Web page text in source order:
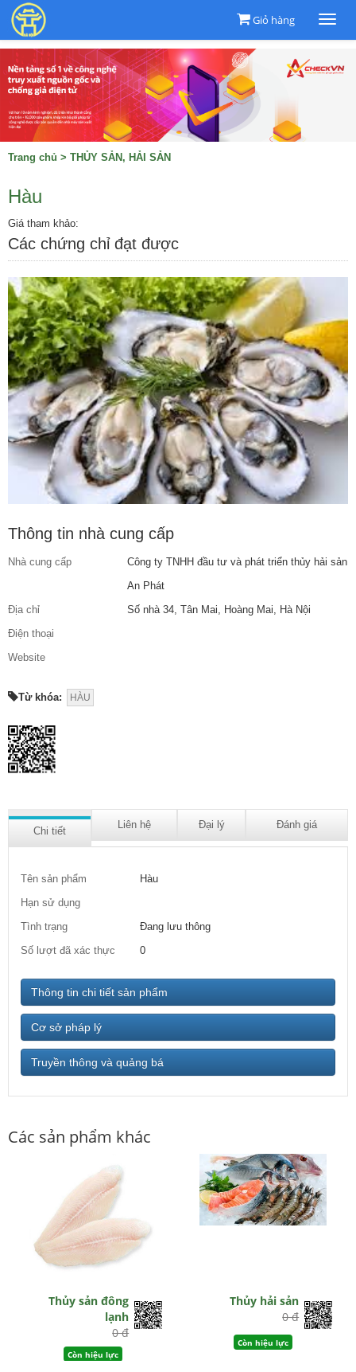
Giỏ hàng
Trang chủ > THỦY SẢN, HẢI SẢN
Hàu
Giá tham khảo:
Các chứng chỉ đạt được
Thông tin nhà cung cấp
Nhà cung cấp
Công ty TNHH đầu tư và phát triển thủy hải sản
An Phát
Địa chỉ
Số nhà 34, Tân Mai, Hoàng Mai, Hà Nội
Điện thoại
Website
Từ khóa: HÀU
Chi tiết
Liên hệ Đại lý Đánh giá
Tên sản phẩm
Hàu
Hạn sử dụng
Tình trạng
Đang lưu thông
Số lượt đã xác thực
0
Thông tin chi tiết sản phẩm
Cơ sở pháp lý
Truyền thông và quảng bá
Các sản phẩm khác
Thủy sản đông
lạnh
0 đ
Còn hiệu lực
Thủy hải sản
0 đ
Còn hiệu lực